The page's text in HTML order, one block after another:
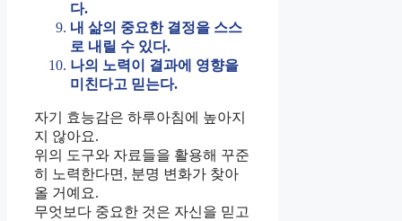
다.
내 삶의 중요한 결정을 스스
로 내릴 수 있다.
나의 노력이 결과에 영향을
미친다고 믿는다.
자기 효능감은 하루아침에 높아지
지 않아요.
위의 도구와 자료들을 활용해 꾸준
히 노력한다면, 분명 변화가 찾아
올 거예요.
무엇보다 중요한 것은 자신을 믿고